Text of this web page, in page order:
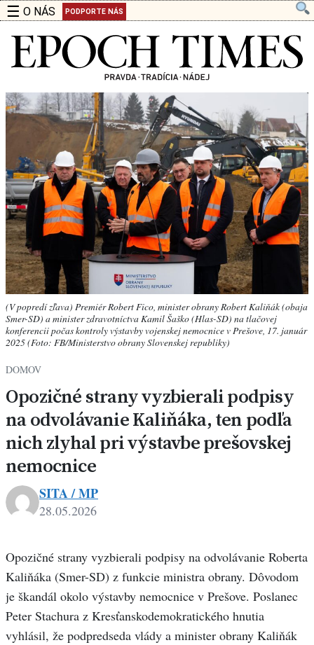
☰ O NÁS PODPORTE NÁS
(V popredí zľava) Premiér Robert Fico, minister obrany Robert Kaliňák (obaja
Smer-SD) a minister zdravotníctva Kamil Šaško (Hlas-SD) na tlačovej
konferencii počas kontroly výstavby vojenskej nemocnice v Prešove, 17. január
2025 (Foto: FB/Ministerstvo obrany Slovenskej republiky)
DOMOV
Opozičné strany vyzbierali podpisy
na odvolávanie Kaliňáka, ten podľa
nich zlyhal pri výstavbe prešovskej
nemocnice
SITA / MP
28.05.2026
Opozičné strany vyzbierali podpisy na odvolávanie Roberta
Kaliňáka (Smer-SD) z funkcie ministra obrany. Dôvodom
je škandál okolo výstavby nemocnice v Prešove. Poslanec
Peter Stachura z Kresťanskodemokratického hnutia
vyhlásil, že podpredseda vlády a minister obrany Kaliňák